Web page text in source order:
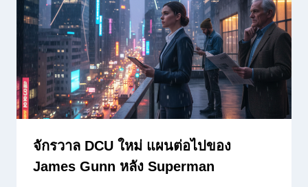
จักรวาล DCU ใหม่ แผนต่อไปของ
James Gunn หลัง Superman